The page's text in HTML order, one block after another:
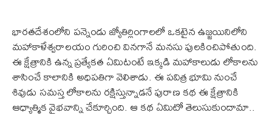
భారతదేశంలోని పన్నెండు జ్యోతిర్లింగాలలో ఒకటైన ఉజ్జయినిలోని
మహాకాళేశ్వరాలయం గురించి వినగానే మనసు పులకించిపోతుంది.
ఈ క్షేత్రానికి ఉన్న ప్రత్యేకత ఏమిటంటే ఇక్కడి మహాకాలుడు లోకాలను
శాసించే కాలానికి అధిపతిగా వెలిశాడు. ఈ పవిత్ర భూమి నుంచే
శివుడు సమస్త లోకాలను రక్షిస్తున్నాడనే పురాణ కథ ఈ క్షేత్రానికి
ఆధ్యాత్మిక వైభవాన్ని చేకూర్చింది. ఆ కథ ఏమిటో తెలుసుకుందామా..